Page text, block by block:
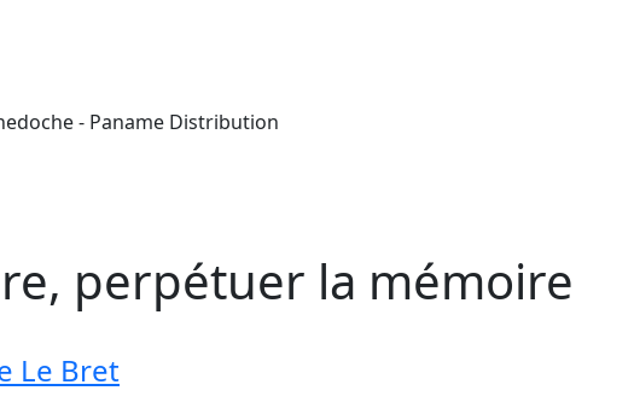
perpétuer la mémoire
Le Bret